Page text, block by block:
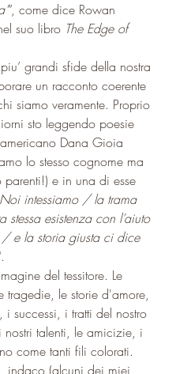
”, come dice Rowan
suo libro The Edge of
grandi sfide della nostra
un racconto coerente
siamo veramente. Proprio
sto leggendo poesie
Dana Gioia
lo stesso cognome ma
parenti!) e in una di esse
Noi intessiamo / la trama
stessa esistenza con l’aiuto
e la storia giusta ci dice
del tessitore. Le
tragedie, le storie d'amore,
i successi, i tratti del nostro
nostri talenti, le amicizie, i
come tanti fili colorati.
indaco (alcuni dei miei